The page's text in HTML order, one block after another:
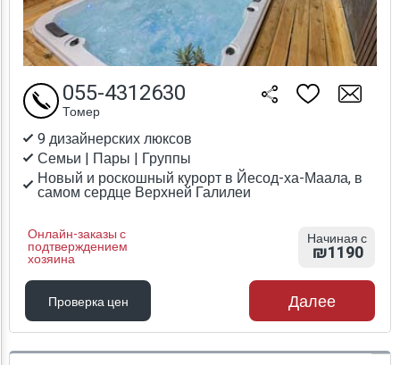
9 дизайнерских люксов
Семьи | Пары | Группы
Новый и роскошный курорт в Йесод-ха-Маала, в
самом сердце Верхней Галилеи
Онлайн-заказы с
подтверждением
хозяина
055-4312630
Томер
Начиная с
₪1190
Проверка цен
Проверка цен
Далее